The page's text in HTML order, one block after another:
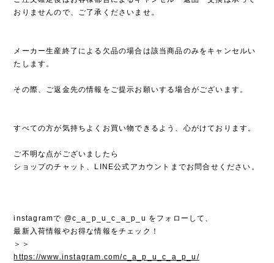
おりませんので、ご了承くださいませ。
メーカー生産終了による欠品の場合は該当商品のみをキャンセルい
たします。
その際、ご返金先の情報をご提示お願いする場合がございます。
すべての方が気持ちよくお買い物できるよう、心がけております。
ご不明な点がございましたら
ショップのチャット、LINE公式アカウントまでお問合せください。
instagramで @c_a_p_u_c_a_p_u をフォローして、
最新入荷情報やお得な情報をチェック！
＞＞
https://www.instagram.com/c_a_p_u_c_a_p_u/